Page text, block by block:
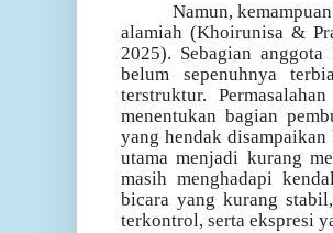
Namun,
alamiah (Khoirunisa &
2025). Sebagian
belum sepenuhnya
terstruktur.
menentukan bagian
yang hendak disampaikan
utama menjadi kurang
masih menghadapi
bicara yang kurang
terkontrol, serta ekspresi